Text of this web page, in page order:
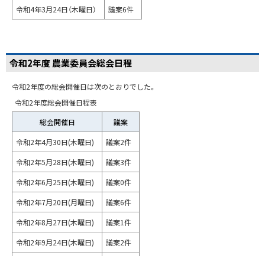
令和4年3月24日（木曜日） 議案6件
令和2年度 農業委員会総会日程
令和2年度の総会開催日は次のとおりでした。
令和2年度総会開催日程表
総会開催日
議案
令和2年4月30日(木曜日)
議案2件
令和2年5月28日(木曜日)
議案3件
令和2年6月25日(木曜日)
議案0件
令和2年7月20日(月曜日)
議案6件
令和2年8月27日(木曜日)
議案1件
令和2年9月24日(木曜日)
議案2件